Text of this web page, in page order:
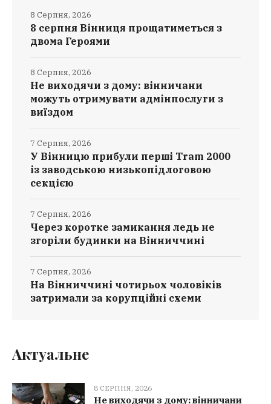
8 серпня Вінниця прощатиметься з
двома Героями
8 Серпня, 2026
Не виходячи з дому: вінничани
можуть отримувати адмінпослуги з
виїздом
8 Серпня, 2026
У Вінницю прибули перші Tram 2000
із заводською низькопідлоговою
секцією
7 Серпня, 2026
Через коротке замикання ледь не
згоріли будинки на Вінниччині
7 Серпня, 2026
На Вінниччині чотирьох чоловіків
затримали за корупційні схеми
7 Серпня, 2026
Актуальне
8 СЕРПНЯ, 2026
Не виходячи з дому: вінничани